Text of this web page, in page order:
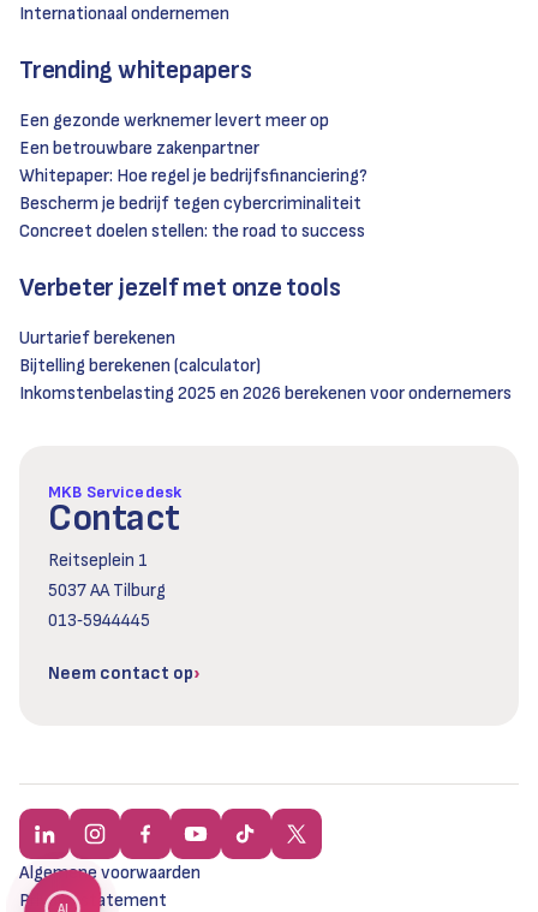
Internationaal ondernemen
Trending whitepapers
Een gezonde werknemer levert meer op
Een betrouwbare zakenpartner
Whitepaper: Hoe regel je bedrijfsfinanciering?
Bescherm je bedrijf tegen cybercriminaliteit
Concreet doelen stellen: the road to success
Verbeter jezelf met onze tools
Uurtarief berekenen
Bijtelling berekenen (calculator)
Inkomstenbelasting 2025 en 2026 berekenen voor ondernemers
MKB Servicedesk
Contact
Reitseplein 1
5037 AA Tilburg
013‑5944445
Neem contact op
Algemene voorwaarden
Privacy statement